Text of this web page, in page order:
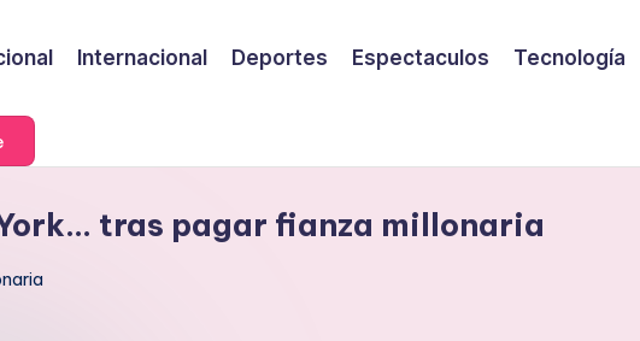
Internacional Deportes Espectaculos Tecnología
tras pagar fianza millonaria